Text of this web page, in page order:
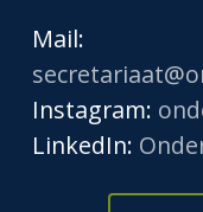
Mail:
Instagram:
LinkedIn: